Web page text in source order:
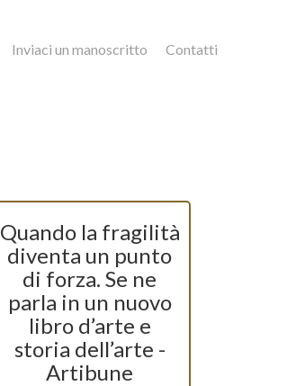
Inviaci un manoscritto Contatti
Quando la fragilità
diventa un punto
di forza. Se ne
parla in un nuovo
libro d’arte e
storia dell’arte -
Artibune